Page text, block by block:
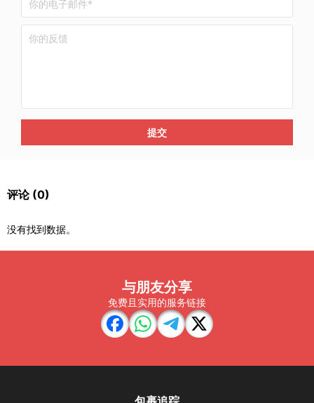
提交
评论 (0)
没有找到数据。
与朋友分享
免费且实用的服务链接